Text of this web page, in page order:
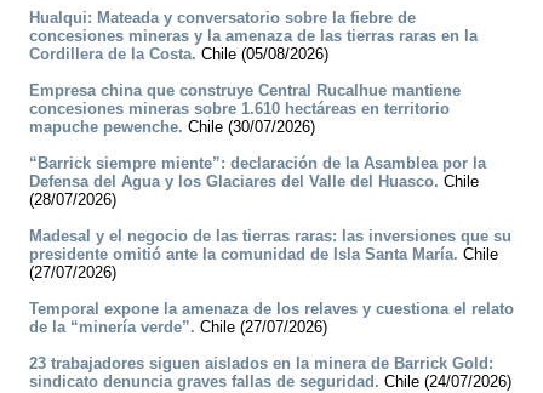
Hualqui: Mateada y conversatorio sobre la fiebre de
concesiones mineras y la amenaza de las tierras raras en la
Cordillera de la Costa. Chile (05/08/2026)
Empresa china que construye Central Rucalhue mantiene
concesiones mineras sobre 1.610 hectáreas en territorio
mapuche pewenche. Chile (30/07/2026)
“Barrick siempre miente”: declaración de la Asamblea por la
Defensa del Agua y los Glaciares del Valle del Huasco. Chile
(28/07/2026)
Madesal y el negocio de las tierras raras: las inversiones que su
presidente omitió ante la comunidad de Isla Santa María. Chile
(27/07/2026)
Temporal expone la amenaza de los relaves y cuestiona el relato
de la “minería verde”. Chile (27/07/2026)
23 trabajadores siguen aislados en la minera de Barrick Gold:
sindicato denuncia graves fallas de seguridad. Chile (24/07/2026)